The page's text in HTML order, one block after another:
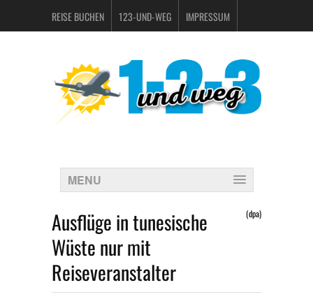
REISE BUCHEN 123-UND-WEG IMPRESSUM
MENU
Ausflüge in tunesische
Wüste nur mit
Reiseveranstalter
(dpa)